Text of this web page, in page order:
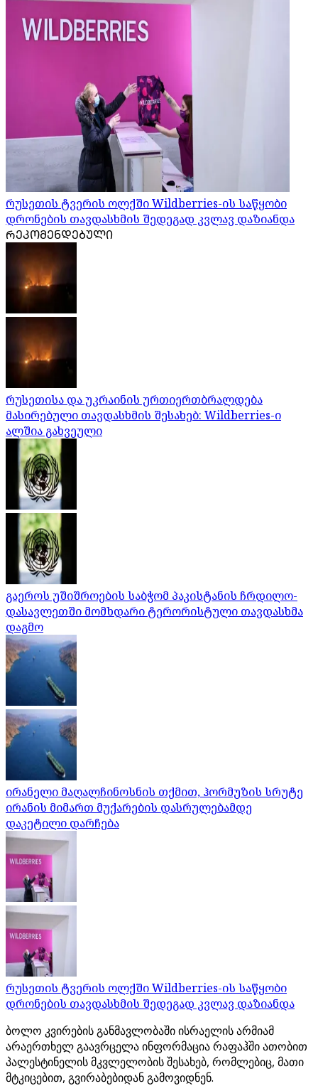
რუსეთის ტვერის ოლქში Wildberries-ის საწყობი
დრონების თავდასხმის შედეგად კვლავ დაზიანდა
ᲠᲔᲙᲝᲛᲔᲜᲓᲔᲑᲣᲚᲘ
რუსეთისა და უკრაინის ურთიერთბრალდება
მასირებული თავდასხმის შესახებ: Wildberries-ი
ალშია გახვეული
გაეროს უშიშროების საბჭომ პაკისტანის ჩრდილო-
დასავლეთში მომხდარი ტერორისტული თავდასხმა
დაგმო
ირანელი მაღალჩინოსნის თქმით, ჰორმუზის სრუტე
ირანის მიმართ მუქარების დასრულებამდე
დაკეტილი დარჩება
რუსეთის ტვერის ოლქში Wildberries-ის საწყობი
დრონების თავდასხმის შედეგად კვლავ დაზიანდა
ბოლო კვირების განმავლობაში ისრაელის არმიამ
არაერთხელ გაავრცელა ინფორმაცია რაფაჰში ათობით
პალესტინელის მკვლელობის შესახებ, რომლებიც, მათი
მტკიცებით, გვირაბებიდან გამოვიდნენ.